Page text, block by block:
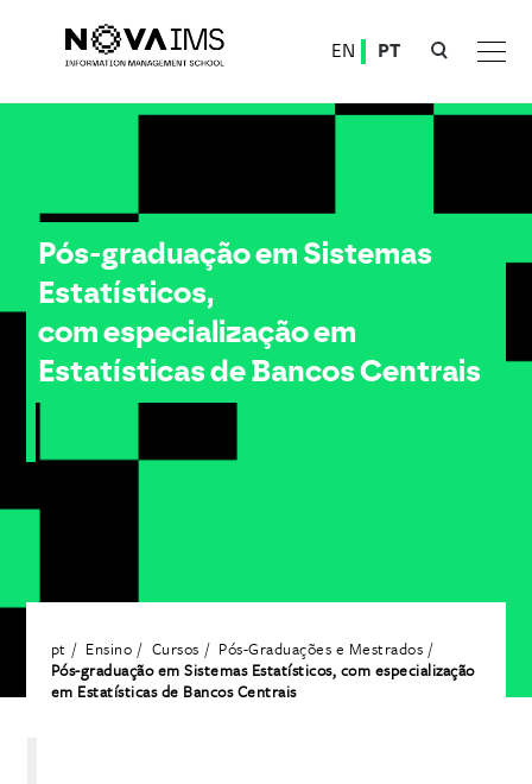
EN PT
Pós-graduação em Sistemas Estatísticos, com especialização em Estatísticas de Bancos
Pós-graduação em Sistemas
Estatísticos,
com especialização em
Estatísticas de Bancos Centrais
pt Ensino Cursos
Pós-Graduações e Mestrados
Pós-graduação em Sistemas Estatísticos, com especialização
em Estatísticas de Bancos Centrais